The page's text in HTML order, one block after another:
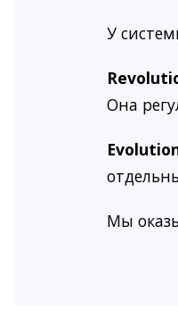
У
Она
Мы